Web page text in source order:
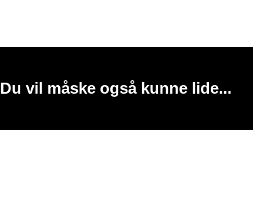
Du vil måske også kunne lide...